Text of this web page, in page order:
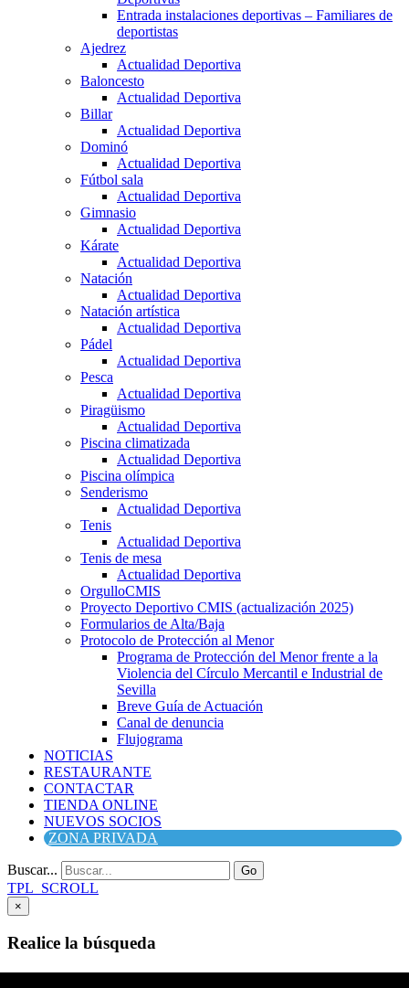
Entrada instalaciones deportivas – Familiares de
deportistas
Ajedrez
Actualidad Deportiva
Baloncesto
Actualidad Deportiva
Billar
Actualidad Deportiva
Dominó
Actualidad Deportiva
Fútbol sala
Actualidad Deportiva
Gimnasio
Actualidad Deportiva
Kárate
Actualidad Deportiva
Natación
Actualidad Deportiva
Natación artística
Actualidad Deportiva
Pádel
Actualidad Deportiva
Pesca
Actualidad Deportiva
Piragüismo
Actualidad Deportiva
Piscina climatizada
Actualidad Deportiva
Piscina olímpica
Senderismo
Actualidad Deportiva
Tenis
Actualidad Deportiva
Tenis de mesa
Actualidad Deportiva
OrgulloCMIS
Proyecto Deportivo CMIS (actualización 2025)
Formularios de Alta/Baja
Protocolo de Protección al Menor
Programa de Protección del Menor frente a la
Violencia del Círculo Mercantil e Industrial de
Sevilla
Breve Guía de Actuación
Canal de denuncia
Flujograma
NOTICIAS
RESTAURANTE
CONTACTAR
TIENDA ONLINE
NUEVOS SOCIOS
ZONA PRIVADA
Buscar... Go
TPL_SCROLL
×
Realice la búsqueda